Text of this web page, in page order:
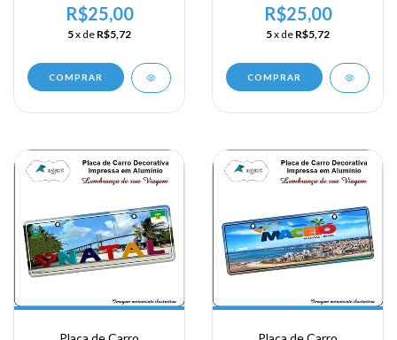
Viagem a China - Muralha
da China
R$25,00
5x de R$5,72
COMPRAR
ao Nordeste - Piauí
R$25,00
5x de R$5,72
COMPRAR